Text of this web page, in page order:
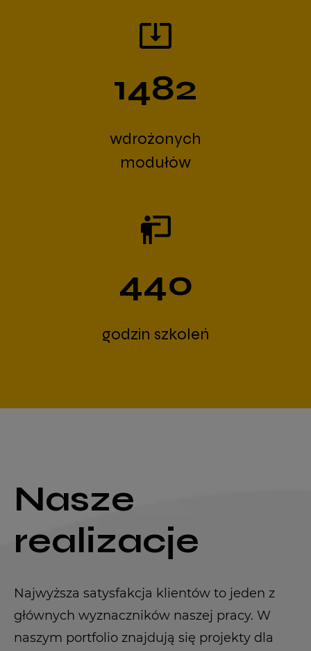
1482
wdrożonych
modułów
440
godzin szkoleń
Nasze
realizacje
Najwyższa satysfakcja klientów to jeden z
głównych wyznaczników naszej pracy. W
naszym portfolio znajdują się projekty dla